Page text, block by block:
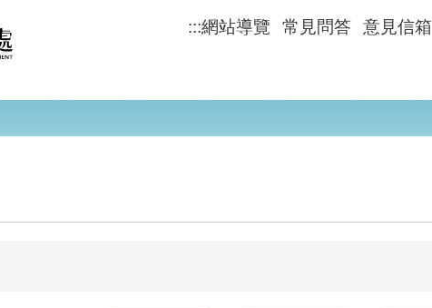
:::網站導覽 常見問答 意見信箱